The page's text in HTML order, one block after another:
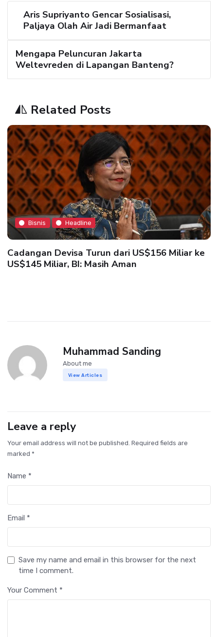
Aris Supriyanto Gencar Sosialisasi,
Paljaya Olah Air Jadi Bermanfaat
Mengapa Peluncuran Jakarta
Weltevreden di Lapangan Banteng?
Related Posts
Bisnis Headline
Cadangan Devisa Turun dari US$156 Miliar ke
US$145 Miliar, BI: Masih Aman
Muhammad Sanding
About me
View Articles
Leave a reply
Your email address will not be published. Required fields are
marked *
Name *
Email *
Save my name and email in this browser for the next
time I comment.
Your Comment *